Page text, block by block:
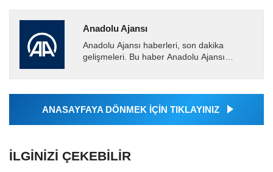
Anadolu Ajansı
Anadolu Ajansı haberleri, son dakika
gelişmeleri. Bu haber Anadolu Ajansı
tarafından geçilen tüm...
ANASAYFAYA DÖNMEK İÇİN TIKLAYINIZ
İLGINIZI ÇEKEBILIR